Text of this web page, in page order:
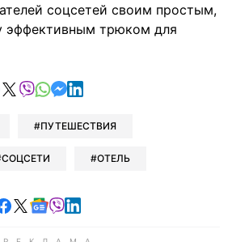
соцсетей своим простым,
эффективным трюком для
в Telegram
поделиться в Facebook
поделиться в X
отправить в Viber
отправить в Whatsapp
отправить в Messenger
отправить в LinkedIn
ПУТЕШЕСТВИЯ
СОЦСЕТИ ОТЕЛЬ
в Telegram
Читайте в Facebook
Читайте в X
Читайте в Google news
Читайте в Viber
Читайте в LinkedIn